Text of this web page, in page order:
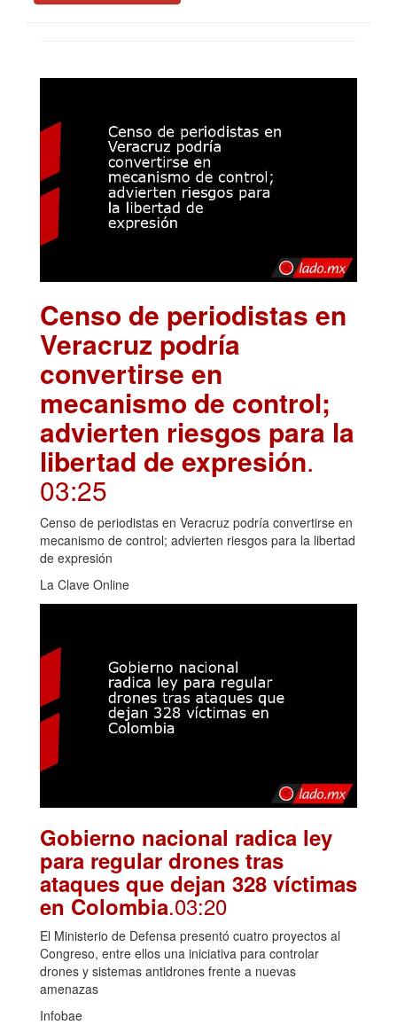
Censo de periodistas en
Veracruz podría
convertirse en
mecanismo de control;
advierten riesgos para la
libertad de expresión.
03:25
Censo de periodistas en Veracruz podría convertirse en
mecanismo de control; advierten riesgos para la libertad
de expresión
La Clave Online
Gobierno nacional radica ley
para regular drones tras
ataques que dejan 328 víctimas
en Colombia.03:20
El Ministerio de Defensa presentó cuatro proyectos al
Congreso, entre ellos una iniciativa para controlar
drones y sistemas antidrones frente a nuevas
amenazas
Infobae